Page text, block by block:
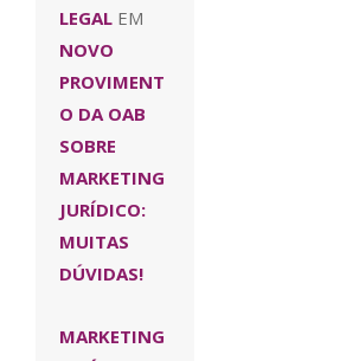
LEGAL EM
NOVO
PROVIMENT
O DA OAB
SOBRE
MARKETING
JURÍDICO:
MUITAS
DÚVIDAS!
MARKETING